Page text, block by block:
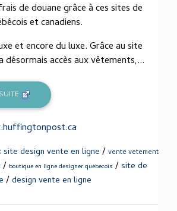
de douane grâce à ces sites de
et canadiens.
et encore du luxe. Grâce au site
désormais accès aux vêtements,...
site design vente en ligne / vente vetement
/ boutique en ligne designer quebecois /site de
/design vente en ligne